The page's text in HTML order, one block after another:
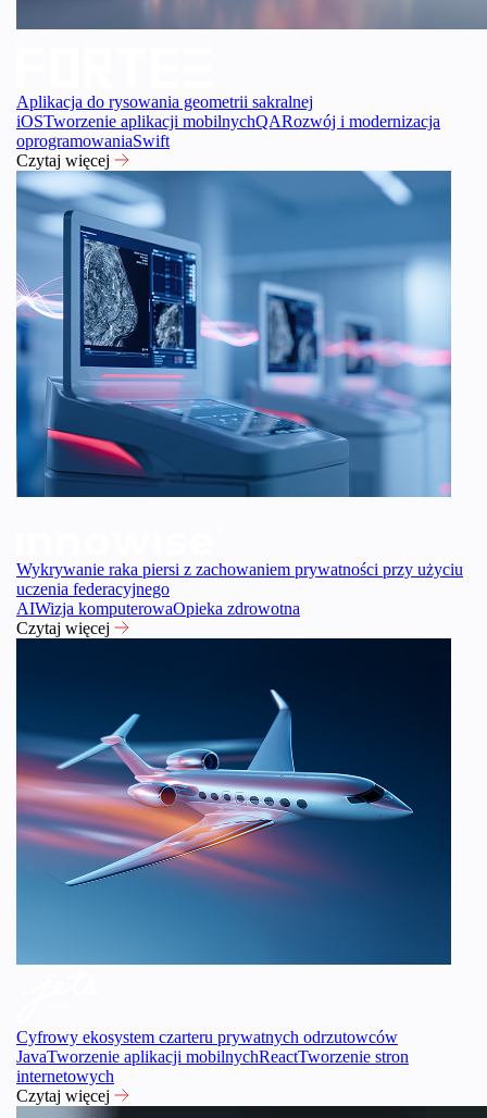
Aplikacja do rysowania geometrii sakralnej
iOSTworzenie aplikacji mobilnychQARozwój i modernizacja
oprogramowaniaSwift
Czytaj więcej
Wykrywanie raka piersi z zachowaniem prywatności przy użyciu
uczenia federacyjnego
AIWizja komputerowaOpieka zdrowotna
Czytaj więcej
Cyfrowy ekosystem czarteru prywatnych odrzutowców
JavaTworzenie aplikacji mobilnychReactTworzenie stron
internetowych
Czytaj więcej